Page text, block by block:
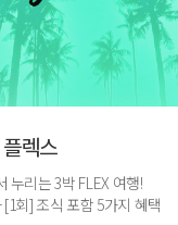
렉스
누리는 3박 FLEX 여행!
회] 조식 포함 5가지 혜택